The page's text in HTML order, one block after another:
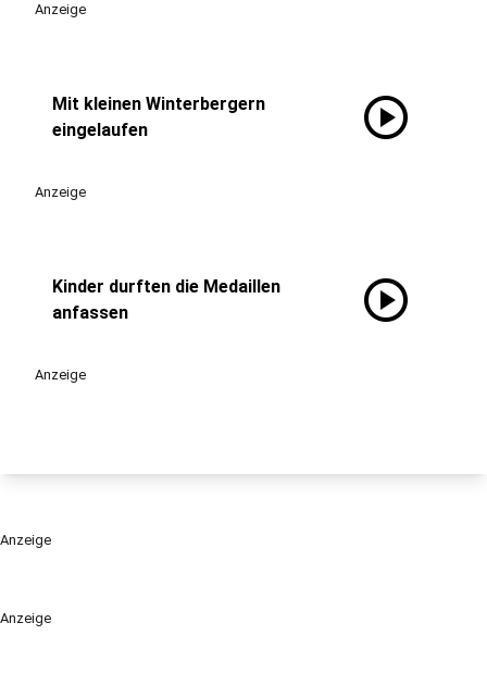
Anzeige
Anzeige
Mit kleinen Winterbergern
eingelaufen
play_circle
Anzeige
Kinder durften die Medaillen
anfassen
play_circle
Anzeige
Anzeige